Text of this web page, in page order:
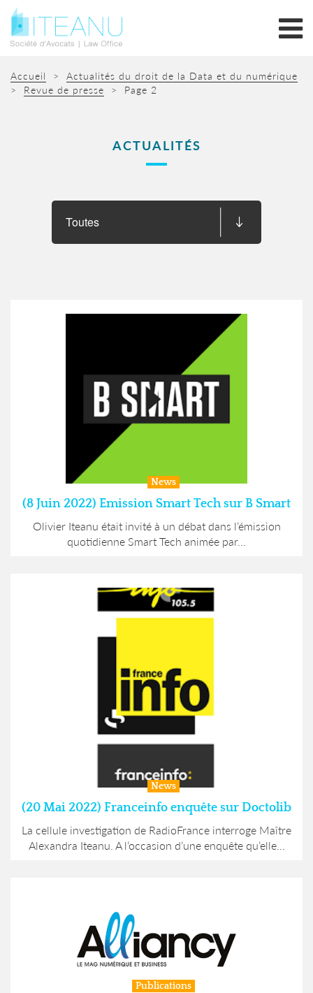
Accueil > Actualités du droit de la Data et du numérique
> Revue de presse > Page 2
ACTUALITÉS
News
(8 Juin 2022) Emission Smart Tech sur B Smart
Olivier Iteanu était invité à un débat dans l’émission
quotidienne Smart Tech animée par...
News
(20 Mai 2022) Franceinfo enquête sur Doctolib
La cellule investigation de RadioFrance interroge Maître
Alexandra Iteanu. A l’occasion d’une enquête qu’elle...
Publications